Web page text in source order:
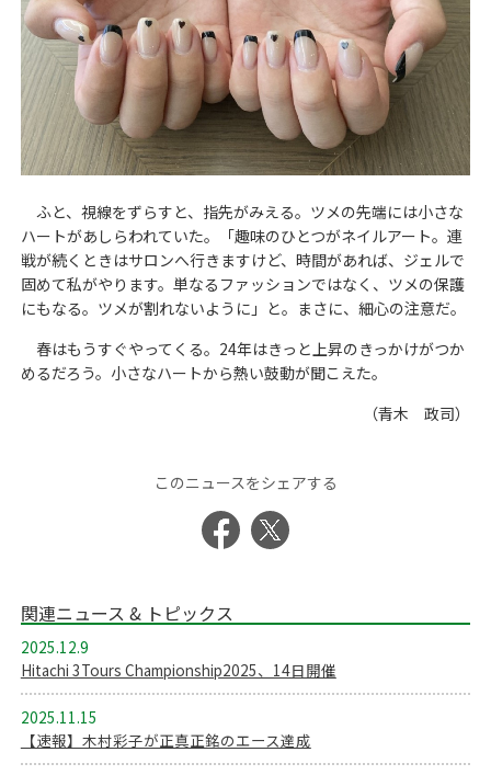
ふと、視線をずらすと、指先がみえる。ツメの先端には小さな
ハートがあしらわれていた。「趣味のひとつがネイルアート。連
戦が続くときはサロンへ行きますけど、時間があれば、ジェルで
固めて私がやります。単なるファッションではなく、ツメの保護
にもなる。ツメが割れないように」と。まさに、細心の注意だ。
春はもうすぐやってくる。24年はきっと上昇のきっかけがつか
めるだろう。小さなハートから熱い鼓動が聞こえた。
（青木 政司）
このニュースをシェアする
関連ニュース & トピックス
2025.12.9
Hitachi 3Tours Championship2025、14日開催
2025.11.15
【速報】木村彩子が正真正銘のエース達成